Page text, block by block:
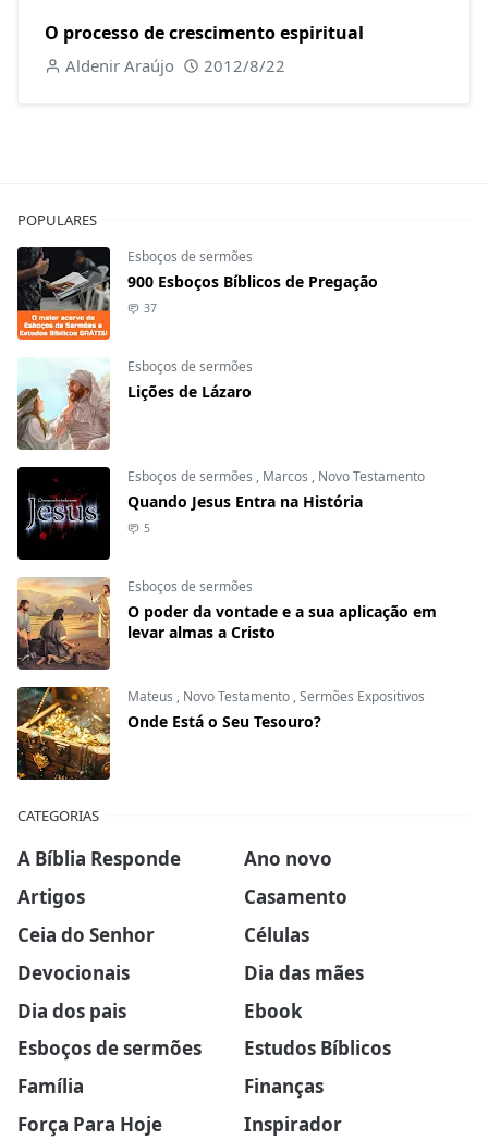
O processo de crescimento espiritual
Aldenir Araújo 2012/8/22
POPULARES
Esboços de sermões
900 Esboços Bíblicos de Pregação
37
Esboços de sermões
Lições de Lázaro
Esboços de sermões , Marcos , Novo Testamento
Quando Jesus Entra na História
5
Esboços de sermões
O poder da vontade e a sua aplicação em
levar almas a Cristo
Mateus , Novo Testamento ,Sermões Expositivos
Onde Está o Seu Tesouro?
CATEGORIAS
A Bíblia Responde
Ano novo
Artigos
Casamento
Ceia do Senhor
Células
Devocionais
Dia das mães
Dia dos pais
Ebook
Esboços de sermões
Estudos Bíblicos
Família
Finanças
Força Para Hoje
Inspirador